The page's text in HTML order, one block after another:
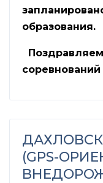
образования.
(GPS-